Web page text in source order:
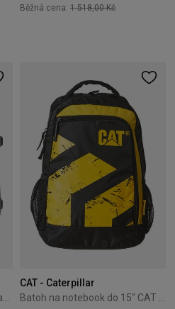
Běžná cena: 1 518,00 Kč
Velký batoh CAT Caterpillar Cabin Cargo černý
CAT - Caterpillar
Batoh na notebook do 15" CAT Caterpillar Fastlane černý